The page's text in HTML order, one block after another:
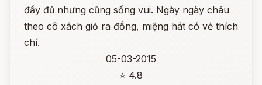
đầy đủ nhưng cũng sống vui. Ngày ngày cháu
theo cô xách giỏ ra đồng, miệng hát có vẻ thích
chí.
05-03-2015
⭐ 4.8